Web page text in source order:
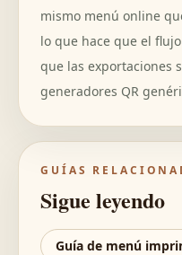
mismo menú online
lo que hace que el
que las exportaciones
generadores QR
GUÍAS
Sigue leyendo
Guía de menú